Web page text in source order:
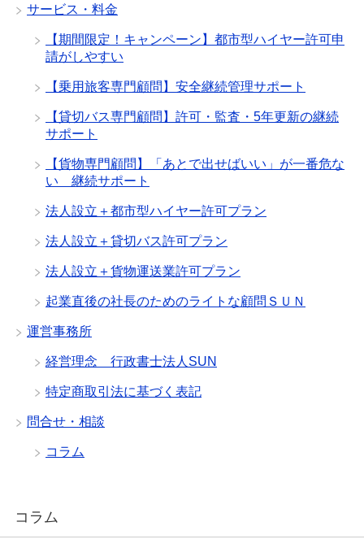
サービス・料金
【期間限定！キャンペーン】都市型ハイヤー許可申
請がしやすい
【乗用旅客専門顧問】安全継続管理サポート
【貸切バス専門顧問】許可・監査・5年更新の継続
サポート
【貨物専門顧問】「あとで出せばいい」が一番危な
い 継続サポート
法人設立＋都市型ハイヤー許可プラン
法人設立＋貸切バス許可プラン
法人設立＋貨物運送業許可プラン
起業直後の社長のためのライトな顧問ＳＵＮ
運営事務所
経営理念 行政書士法人SUN
特定商取引法に基づく表記
問合せ・相談
コラム
コラム